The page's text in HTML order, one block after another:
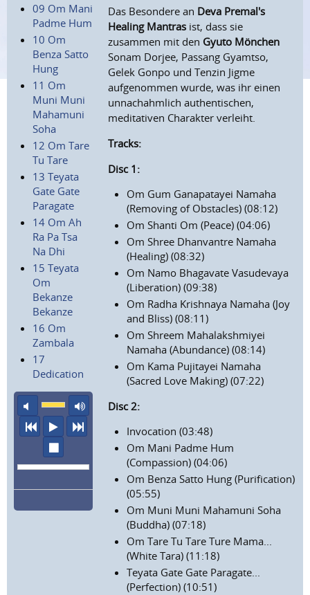
09 Om Mani
Padme Hum
10 Om
Benza Satto
Hung
11 Om
Muni Muni
Mahamuni
Soha
12 Om Tare
Tu Tare
13 Teyata
Gate Gate
Paragate
14 Om Ah
Ra Pa Tsa
Na Dhi
15 Teyata
Om
Bekanze
Bekanze
16 Om
Zambala
17
Dedication
Ton aus
maximale Laustärke
vorheriger Titel
Abspielennächster Titel
Wiedergabe stoppen
Das Besondere an Deva Premal's
Healing Mantras ist, dass sie
zusammen mit den Gyuto Mönchen
Sonam Dorjee, Passang Gyamtso,
Gelek Gonpo und Tenzin Jigme
aufgenommen wurde, was ihr einen
unnachahmlich authentischen,
meditativen Charakter verleiht.
Tracks:
Disc 1:
Om Gum Ganapatayei Namaha
(Removing of Obstacles) (08:12)
Om Shanti Om (Peace) (04:06)
Om Shree Dhanvantre Namaha
(Healing) (08:32)
Om Namo Bhagavate Vasudevaya
(Liberation) (09:38)
Om Radha Krishnaya Namaha (Joy
and Bliss) (08:11)
Om Shreem Mahalakshmiyei
Namaha (Abundance) (08:14)
Om Kama Pujitayei Namaha
(Sacred Love Making) (07:22)
Disc 2:
Invocation (03:48)
Om Mani Padme Hum
(Compassion) (04:06)
Om Benza Satto Hung (Purification)
(05:55)
Om Muni Muni Mahamuni Soha
(Buddha) (07:18)
Om Tare Tu Tare Ture Mama...
(White Tara) (11:18)
Teyata Gate Gate Paragate...
(Perfection) (10:51)